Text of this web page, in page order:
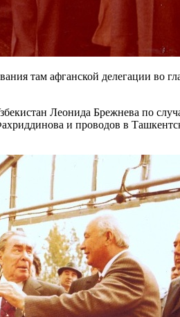
там афганской делегации
Леонида Брежнева по
и проводов в